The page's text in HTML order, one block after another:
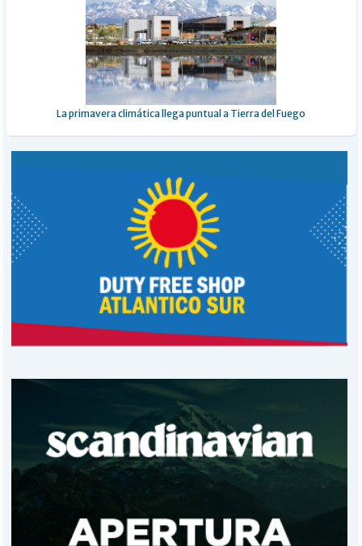
La primavera climática llega puntual a Tierra del Fuego